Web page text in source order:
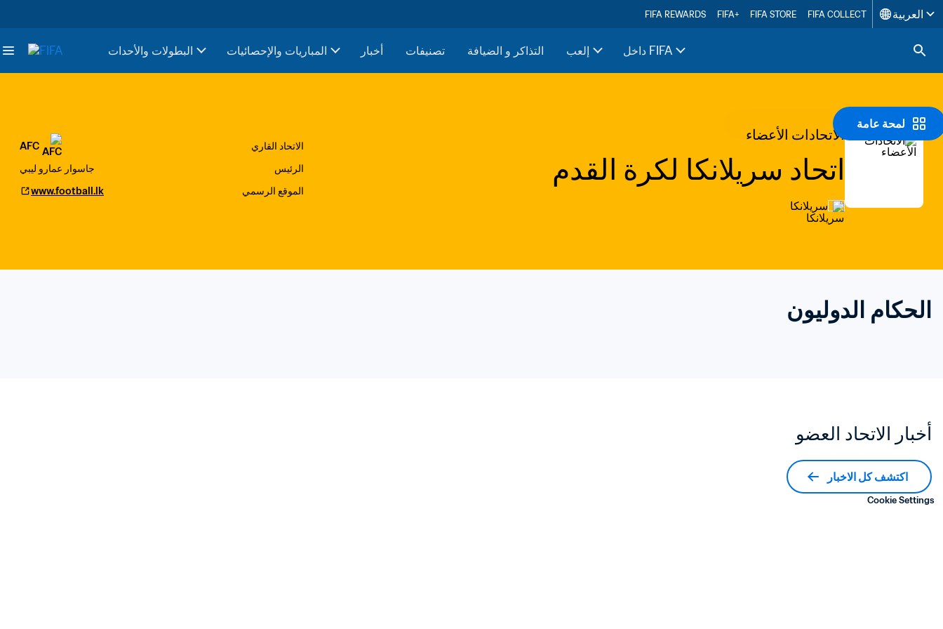
FIFA REWARDS FIFA+ FIFA STORE FIFA COLLECT العربية
البطولات والأحدات المباريات والإحصائيات أخبار تصنيفات التذاكر و الضيافة إلعب داخل FIFA
لمحة عامة
الاتحادات الأعضاء
اتحاد سريلانكا لكرة القدم
سريلانكا
الاتحاد القاري
AFC
الرئيس
جاسوار عمارو ليبي
الموقع الرسمي
www.football.lk
الحكام الدوليون
أخبار الاتحاد العضو
اكتشف كل الاخبار
Cookie Settings